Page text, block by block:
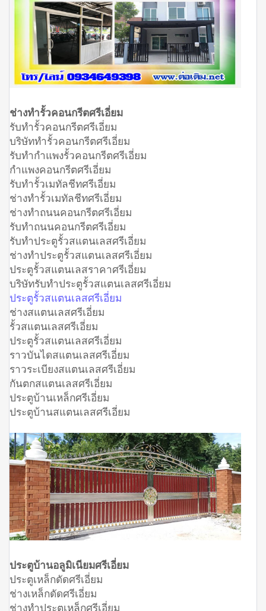
ช่างทำรั้วคอนกรีตศรีเอี่ยม
รับทำรั้วคอนกรีตศรีเอี่ยม
บริษัททำรั้วคอนกรีตศรีเอี่ยม
รับทำกำแพงรั้วคอนกรีตศรีเอี่ยม
กำแพงคอนกรีตศรีเอี่ยม
รับทำรั้วเมทัลชีทศรีเอี่ยม
ช่างทำรั้วเมทัลชีทศรีเอี่ยม
ช่างทำถนนคอนกรีตศรีเอี่ยม
รับทำถนนคอนกรีตศรีเอี่ยม
รับทำประตูรั้วสแตนเลสศรีเอี่ยม
ช่างทำประตูรั้วสแตนเลสศรีเอี่ยม
ประตูรั้วสแตนเลสราคาศรีเอี่ยม
บริษัทรับทำประตูรั้วสแตนเลสศรีเอี่ยม
ประตูรั้วสแตนเลสศรีเอี่ยม
ช่างสแตนเลสศรีเอี่ยม
รั้วสแตนเลสศรีเอี่ยม
ประตูรั้วสแตนเลสศรีเอี่ยม
ราวบันไดสแตนเลสศรีเอี่ยม
ราวระเบียงสแตนเลสศรีเอี่ยม
กันตกสแตนเลสศรีเอี่ยม
ประตูบ้านเหล็กศรีเอี่ยม
ประตูบ้านสแตนเลสศรีเอี่ยม
ประตูบ้านอลูมิเนียมศรีเอี่ยม
ประตูเหล็กดัดศรีเอี่ยม
ช่างเหล็กดัดศรีเอี่ยม
ช่างทำประตูเหล็กศรีเอี่ยม